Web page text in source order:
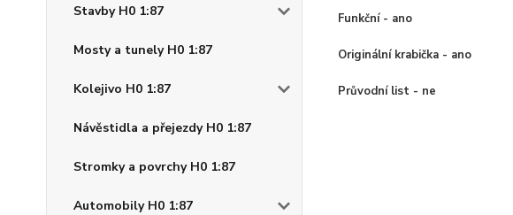
Stavby H0 1:87
Mosty a tunely H0 1:87
Kolejivo H0 1:87
Návěstidla a přejezdy H0 1:87
Stromky a povrchy H0 1:87
Automobily H0 1:87
Funkční - ano
Originální krabička - ano
Průvodní list - ne